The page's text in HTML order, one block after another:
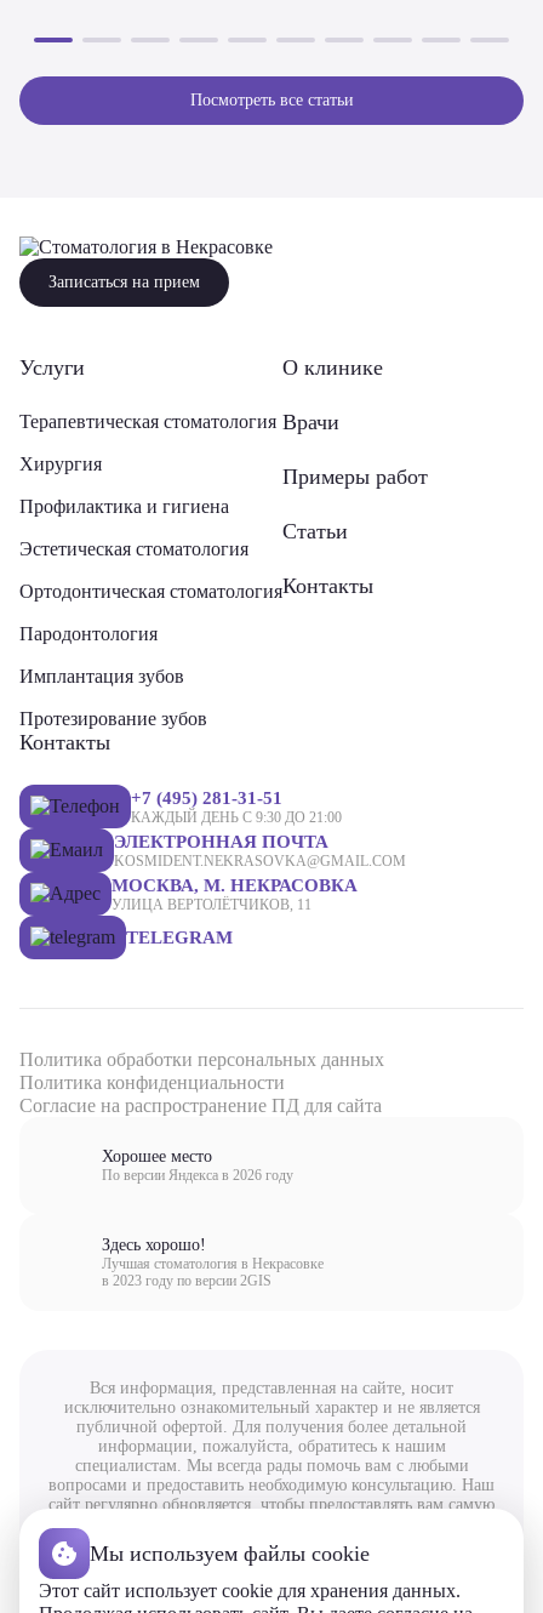
Посмотреть все статьи
Записаться на прием
Услуги
Терапевтическая стоматология
Хирургия
Профилактика и гигиена
Эстетическая стоматология
Ортодонтическая стоматология
Пародонтология
Имплантация зубов
Протезирование зубов
О клинике
Врачи
Примеры работ
Статьи
Контакты
Контакты
+7 (495) 281-31-51
КАЖДЫЙ ДЕНЬ С 9:30 ДО 21:00
ЭЛЕКТРОННАЯ ПОЧТА
KOSMIDENT.NEKRASOVKA@GMAIL.COM
МОСКВА, М. НЕКРАСОВКА
УЛИЦА ВЕРТОЛЁТЧИКОВ, 11
TELEGRAM
Политика обработки персональных данных
Политика конфиденциальности
Согласие на распространение ПД для сайта
Хорошее место
По версии Яндекса в 2026 году
Здесь хорошо!
Лучшая стоматология в Некрасовке
в 2023 году по версии 2GIS
Вся информация, представленная на сайте, носит
исключительно ознакомительный характер и не является
публичной офертой. Для получения более детальной
информации, пожалуйста, обратитесь к нашим
специалистам. Мы всегда рады помочь вам с любыми
вопросами и предоставить необходимую консультацию. Наш
сайт регулярно обновляется, чтобы предоставлять вам самую
актуальную и полезную информацию. Спасибо за ваше
внимание и доверие!
© ООО «Медикал-Ф», 2026. Все права защищены.
www.kosmident.ru
Лицензия №ЛО-77-01-017969
Мы используем файлы cookie
Этот сайт использует cookie для хранения данных.